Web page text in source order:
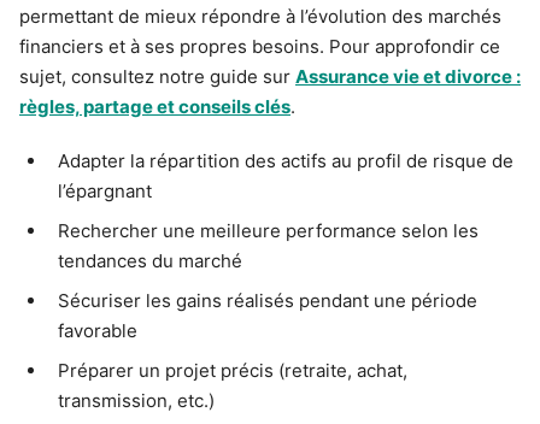
permettant de mieux répondre à l’évolution des marchés
financiers et à ses propres besoins. Pour approfondir ce
sujet, consultez notre guide sur Assurance vie et divorce :
règles, partage et conseils clés.
Adapter la répartition des actifs au profil de risque de
l’épargnant
Rechercher une meilleure performance selon les
tendances du marché
Sécuriser les gains réalisés pendant une période
favorable
Préparer un projet précis (retraite, achat,
transmission, etc.)